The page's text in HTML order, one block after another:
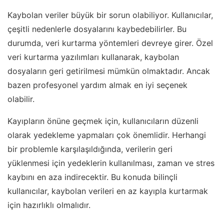
Kaybolan veriler büyük bir sorun olabiliyor. Kullanıcılar,
çeşitli nedenlerle dosyalarını kaybedebilirler. Bu
durumda, veri kurtarma yöntemleri devreye girer. Özel
veri kurtarma yazılımları kullanarak, kaybolan
dosyaların geri getirilmesi mümkün olmaktadır. Ancak
bazen profesyonel yardım almak en iyi seçenek
olabilir.
Kayıpların önüne geçmek için, kullanıcıların düzenli
olarak yedekleme yapmaları çok önemlidir. Herhangi
bir problemle karşılaşıldığında, verilerin geri
yüklenmesi için yedeklerin kullanılması, zaman ve stres
kaybını en aza indirecektir. Bu konuda bilinçli
kullanıcılar, kaybolan verileri en az kayıpla kurtarmak
için hazırlıklı olmalıdır.